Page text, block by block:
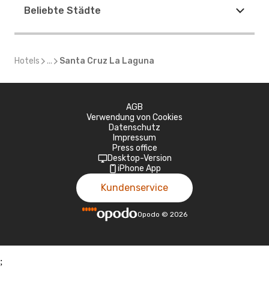
Beliebte Städte
Hotels ... Santa Cruz La Laguna
AGB
Verwendung von Cookies
Datenschutz
Impressum
Press office
Desktop-Version
iPhone App
Kundenservice
Opodo © 2026
;